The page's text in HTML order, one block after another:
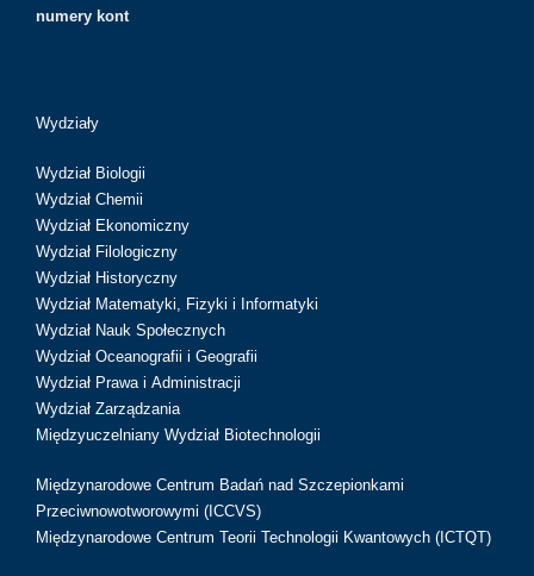
numery kont
Wydziały
Wydział Biologii
Wydział Chemii
Wydział Ekonomiczny
Wydział Filologiczny
Wydział Historyczny
Wydział Matematyki, Fizyki i Informatyki
Wydział Nauk Społecznych
Wydział Oceanografii i Geografii
Wydział Prawa i Administracji
Wydział Zarządzania
Międzyuczelniany Wydział Biotechnologii
Międzynarodowe Centrum Badań nad Szczepionkami
Przeciwnowotworowymi (ICCVS)
Międzynarodowe Centrum Teorii Technologii Kwantowych (ICTQT)